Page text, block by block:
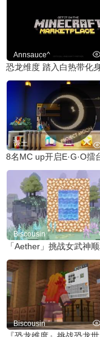
Annsauce^
谦土
Biscousin
Biscousin